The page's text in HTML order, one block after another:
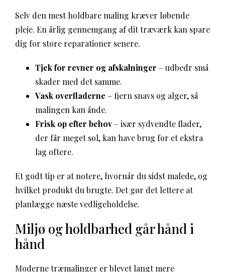
Selv den mest holdbare maling kræver løbende
pleje. En årlig gennemgang af dit træværk kan spare
dig for store reparationer senere.
Tjek for revner og afskalninger – udbedr små
skader med det samme.
Vask overfladerne – fjern snavs og alger, så
malingen kan ånde.
Frisk op efter behov – især sydvendte flader,
der får meget sol, kan have brug for et ekstra
lag oftere.
Et godt tip er at notere, hvornår du sidst malede, og
hvilket produkt du brugte. Det gør det lettere at
planlægge næste vedligeholdelse.
Miljø og holdbarhed går hånd i
hånd
Moderne træmalinger er blevet langt mere